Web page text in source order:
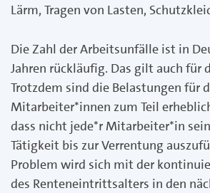
Lärm, Tragen von Lasten,
Die Zahl der Arbeitsunfälle ist in
Jahren rückläufig. Das gilt auch für
Trotzdem sind die Belastungen für
Mitarbeiter*innen zum Teil
dass nicht jede*r Mitarbeiter*in
Tätigkeit bis zur Verrentung
Problem wird sich mit der
des Renteneintrittsalters in den